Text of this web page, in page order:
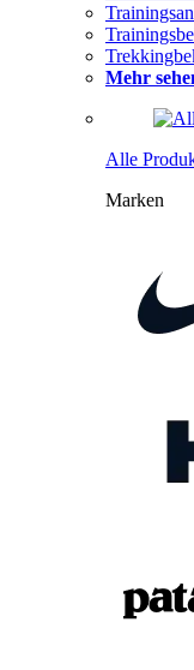
Mehr
Alle
Marken